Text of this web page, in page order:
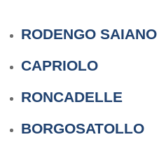
RODENGO SAIANO
CAPRIOLO
RONCADELLE
BORGOSATOLLO